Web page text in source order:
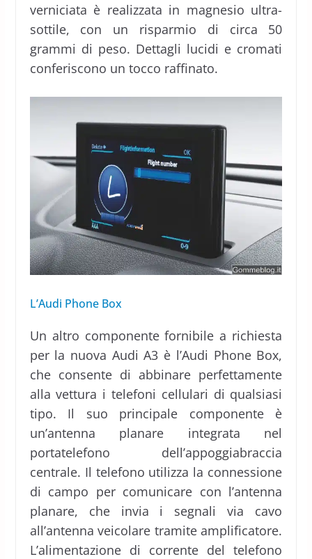
verniciata è realizzata in magnesio ultra-
sottile, con un risparmio di circa 50
grammi di peso. Dettagli lucidi e cromati
conferiscono un tocco raffinato.
L’Audi Phone Box
Un altro componente fornibile a richiesta
per la nuova Audi A3 è l’Audi Phone Box,
che consente di abbinare perfettamente
alla vettura i telefoni cellulari di qualsiasi
tipo. Il suo principale componente è
un’antenna planare integrata nel
portatelefono dell’appoggiabraccia
centrale. Il telefono utilizza la connessione
di campo per comunicare con l’antenna
planare, che invia i segnali via cavo
all’antenna veicolare tramite amplificatore.
L’alimentazione di corrente del telefono